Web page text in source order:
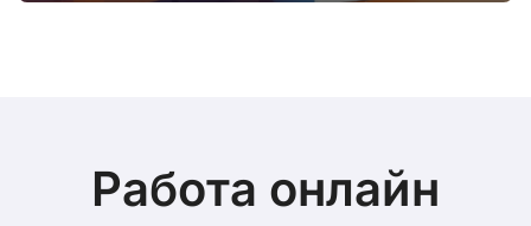
Работа онлайн